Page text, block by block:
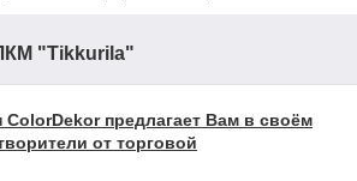
"Tikkurila"
ColorDekor предлагает Вам в своём
от торговой